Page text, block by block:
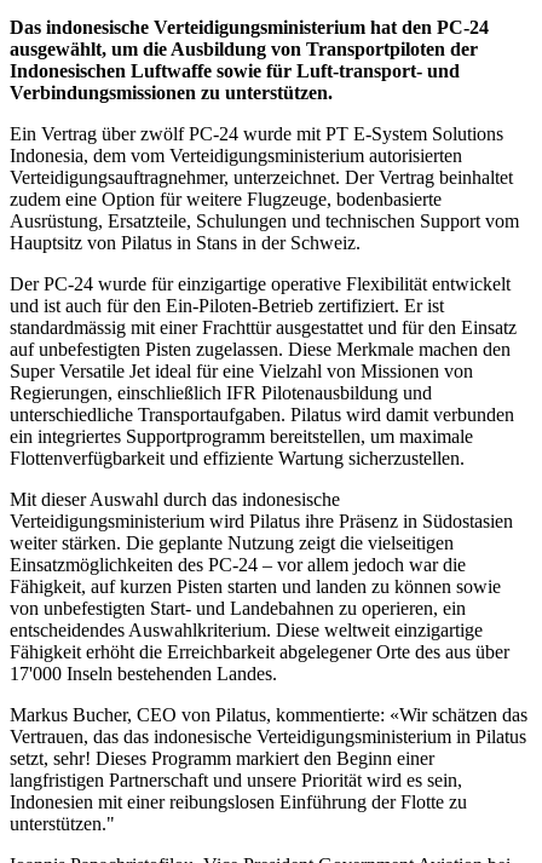
Das indonesische Verteidigungsministerium hat den PC-24
ausgewählt, um die Ausbildung von Transportpiloten der
Indonesischen Luftwaffe sowie für Luft-transport- und
Verbindungsmissionen zu unterstützen.
Ein Vertrag über zwölf PC-24 wurde mit PT E-System Solutions
Indonesia, dem vom Verteidigungsministerium autorisierten
Verteidigungsauftragnehmer, unterzeichnet. Der Vertrag beinhaltet
zudem eine Option für weitere Flugzeuge, bodenbasierte
Ausrüstung, Ersatzteile, Schulungen und technischen Support vom
Hauptsitz von Pilatus in Stans in der Schweiz.
Der PC-24 wurde für einzigartige operative Flexibilität entwickelt
und ist auch für den Ein-Piloten-Betrieb zertifiziert. Er ist
standardmässig mit einer Frachttür ausgestattet und für den Einsatz
auf unbefestigten Pisten zugelassen. Diese Merkmale machen den
Super Versatile Jet ideal für eine Vielzahl von Missionen von
Regierungen, einschließlich IFR Pilotenausbildung und
unterschiedliche Transportaufgaben. Pilatus wird damit verbunden
ein integriertes Supportprogramm bereitstellen, um maximale
Flottenverfügbarkeit und effiziente Wartung sicherzustellen.
Mit dieser Auswahl durch das indonesische
Verteidigungsministerium wird Pilatus ihre Präsenz in Südostasien
weiter stärken. Die geplante Nutzung zeigt die vielseitigen
Einsatzmöglichkeiten des PC-24 – vor allem jedoch war die
Fähigkeit, auf kurzen Pisten starten und landen zu können sowie
von unbefestigten Start- und Landebahnen zu operieren, ein
entscheidendes Auswahlkriterium. Diese weltweit einzigartige
Fähigkeit erhöht die Erreichbarkeit abgelegener Orte des aus über
17'000 Inseln bestehenden Landes.
Markus Bucher, CEO von Pilatus, kommentierte: «Wir schätzen das
Vertrauen, das das indonesische Verteidigungsministerium in Pilatus
setzt, sehr! Dieses Programm markiert den Beginn einer
langfristigen Partnerschaft und unsere Priorität wird es sein,
Indonesien mit einer reibungslosen Einführung der Flotte zu
unterstützen."